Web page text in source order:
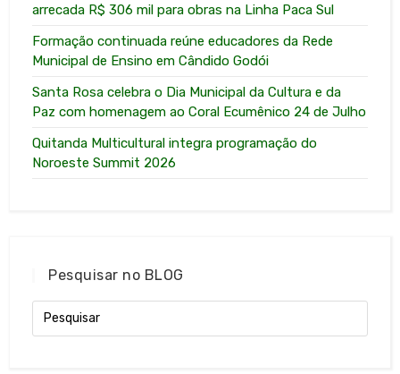
arrecada R$ 306 mil para obras na Linha Paca Sul
Formação continuada reúne educadores da Rede
Municipal de Ensino em Cândido Godói
Santa Rosa celebra o Dia Municipal da Cultura e da
Paz com homenagem ao Coral Ecumênico 24 de Julho
Quitanda Multicultural integra programação do
Noroeste Summit 2026
Pesquisar no BLOG